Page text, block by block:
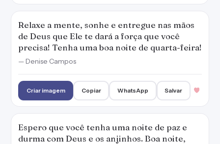
Relaxe a mente, sonhe e entregue nas mãos
de Deus que Ele te dará a força que você
precisa! Tenha uma boa noite de quarta-feira!
— Denise Campos
Criar imagem Copiar WhatsApp Salvar
Espero que você tenha uma noite de paz e
durma com Deus e os anjinhos. Boa noite,